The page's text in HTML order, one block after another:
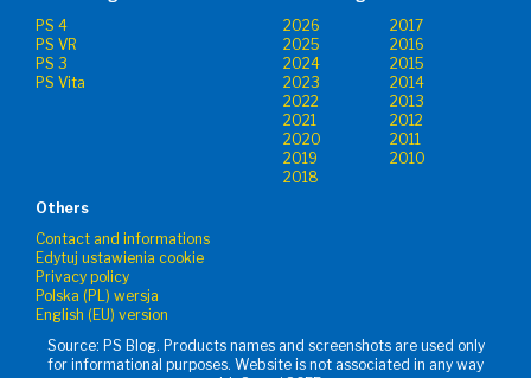
PS 4
PS VR
PS 3
PS Vita
2026
2017
2025
2016
2024
2015
2023
2014
2022
2013
2021
2012
2020
2011
2019
2010
2018
Others
Contact and informations
Edytuj ustawienia cookie
Privacy policy
Polska (PL) wersja
English (EU) version
Source: PS Blog. Products names and screenshots are used only
for informational purposes. Website is not associated in any way